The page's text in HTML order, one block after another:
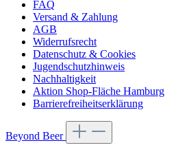
FAQ
Versand & Zahlung
AGB
Widerrufsrecht
Datenschutz & Cookies
Jugendschutzhinweis
Nachhaltigkeit
Aktion Shop-Fläche Hamburg
Barrierefreiheitserklärung
Beyond Beer